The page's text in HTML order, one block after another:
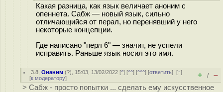
Какая разница, как язык величает аноним с
опеннета. Сабж — новый язык, сильно
отличающийся от перал, но перенявший у него
некоторые концепции.
Где написано "перл 6" — значит, не успели
исправить. Раньше язык носил это имя.
3.8 ,Онаним (?), 15:03, 13/02/2022 [^] [^^] [^^^] [ответить][↑]
[к модератору] + / –
> Сабж - просто попытки ... сделать ему искусственное